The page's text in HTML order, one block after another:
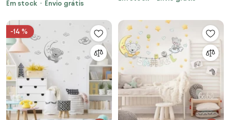
Em stock Envio grátis
-14 %